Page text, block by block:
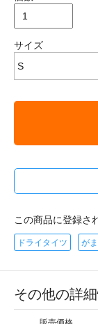
サイズ
この商品に登録さ
ドライタイツ が
その他の詳